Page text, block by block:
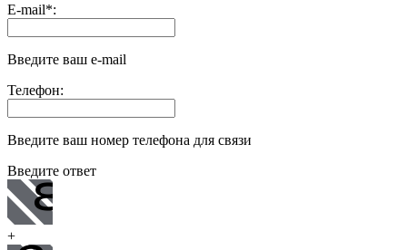
E-mail*:
Введите ваш e-mail
Телефон:
Введите ваш номер телефона для связи
Введите ответ
+